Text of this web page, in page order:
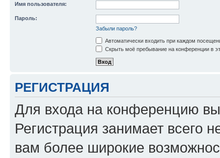
Имя пользователя:
Пароль:
Забыли пароль?
Автоматически входить при каждом
Скрыть моё пребывание на конференции в
РЕГИСТРАЦИЯ
Для входа на конференцию
Регистрация занимает всего
вам более широкие